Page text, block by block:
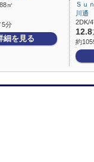
㎡
5分
細を見る
Ｓｕ
川通
2DK/
12.8
約